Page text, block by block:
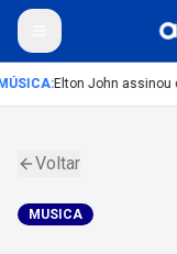
:Elton John assinou
Voltar
MUSICA